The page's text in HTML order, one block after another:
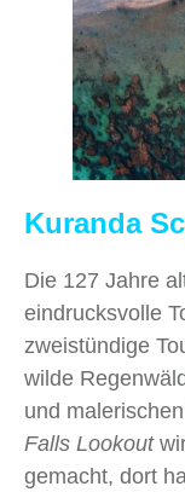
Kuranda
Die 127 Jahre
eindrucksvolle
zweistündige
wilde
und
Falls Lookout
gemacht, dort